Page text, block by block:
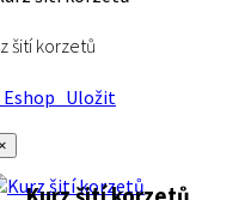
šití korzetů
Uložit